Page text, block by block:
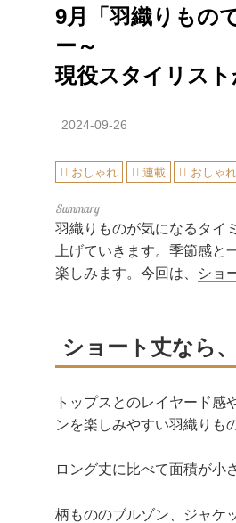
9月「羽織りもの
ー～
現役スタイリス
2024-09-26
おしゃれ 連載 おしゃ
羽織りものが気になるタイ
上げていきます。季節感
楽しみます。今回は、
ショ
ショート丈なら
トップスとのレイヤード感
ンを楽しみやすい羽織りも
ロング丈に比べて面積が小
柄もののブルゾン、ジャケ